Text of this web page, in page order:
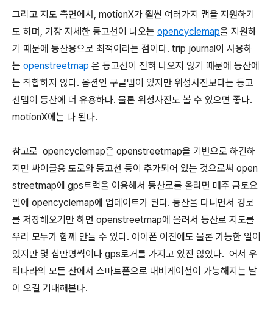
그리고 지도 측면에서, motionX가 훨씬 여러가지 맵을 지원하기
도 하며, 가장 자세한 등고선이 나오는 opencyclemap을 지원하
기 때문에 등산용으로 최적이라는 점이다. trip journal이 사용하
는 openstreetmap 은 등고선이 전혀 나오지 않기 때문에 등산에
는 적합하지 않다. 옵션인 구글맵이 있지만 위성사진보다는 등고
선맵이 등산에 더 유용하다. 물론 위성사진도 볼 수 있으면 좋다.
motionX에는 다 된다.
참고로 opencyclemap은 openstreetmap을 기반으로 하긴하
지만 싸이클용 도로와 등고선 등이 추가되어 있는 것으로써 open
streetmap에 gps트랙을 이용해서 등산로를 올리면 매주 금토요
일에 opencyclemap에 업데이트가 된다. 등산을 다니면서 경로
를 저장해오기만 하면 openstreetmap에 올려서 등산로 지도를
우리 모두가 함께 만들 수 있다. 아이폰 이전에도 물론 가능한 일이
었지만 몇 십만명씩이나 gps로거를 가지고 있진 않았다. 어서 우
리나라의 모든 산에서 스마트폰으로 내비게이션이 가능해지는 날
이 오길 기대해본다.